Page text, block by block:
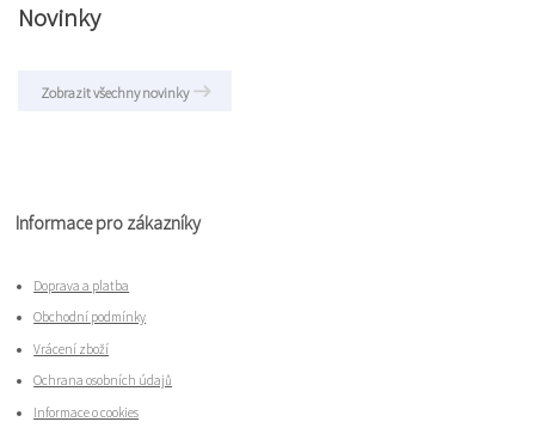
Novinky
Zobrazit všechny novinky
Informace pro zákazníky
Doprava a platba
Obchodní podmínky
Vrácení zboží
Ochrana osobních údajů
Informace o cookies